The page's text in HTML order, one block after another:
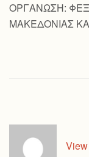
ΟΡΓΑΝΩΣΗ: ΦΕΞ
ΜΑΚΕΔΟΝΙΑΣ